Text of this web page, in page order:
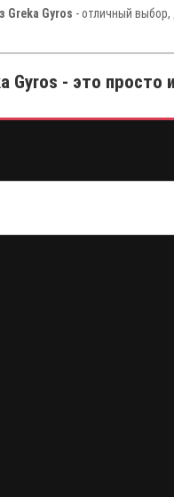
Greka Gyros - отличный
Gyros - это просто